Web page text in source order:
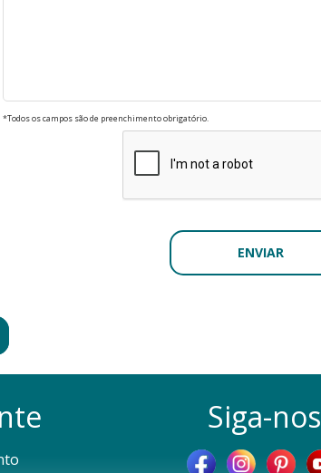
*Todos os campos são de preenchimento obrigatório.
Siga-nos